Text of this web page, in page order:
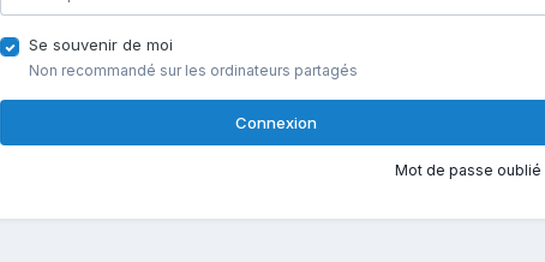
Se souvenir de moi
Non recommandé sur les ordinateurs partagés
Connexion
Mot de passe oublié